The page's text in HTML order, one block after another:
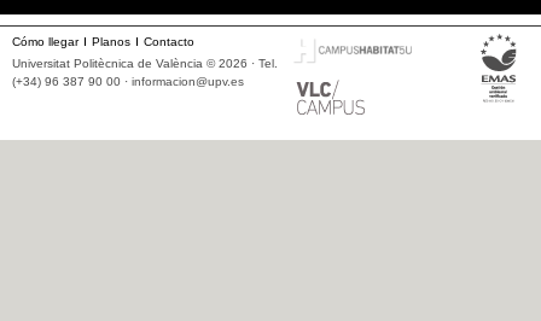
Cómo llegar Planos
Contacto
Universitat Politècnica de València © 2026 · Tel.
(+34) 96 387 90 00 · informacion@upv.es